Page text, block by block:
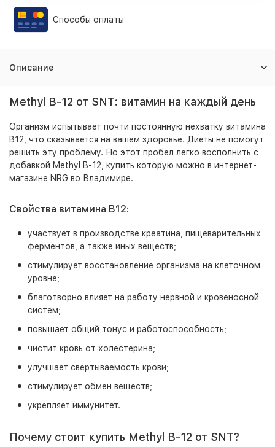
Способы оплаты
Описание
Methyl B-12 от SNT: витамин на каждый день
Организм испытывает почти постоянную нехватку витамина
B12, что сказывается на вашем здоровье. Диеты не помогут
решить эту проблему. Но этот пробел легко восполнить с
добавкой Methyl B-12, купить которую можно в интернет-
магазине NRG во Владимире.
Свойства витамина В12:
участвует в производстве креатина, пищеварительных
ферментов, а также иных веществ;
стимулирует восстановление организма на клеточном
уровне;
благотворно влияет на работу нервной и кровеносной
систем;
повышает общий тонус и работоспособность;
чистит кровь от холестерина;
улучшает свертываемость крови;
стимулирует обмен веществ;
укрепляет иммунитет.
Почему стоит купить Methyl B-12 от SNT?